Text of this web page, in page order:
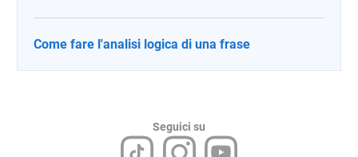
Come fare l'analisi logica di una frase
Seguici su